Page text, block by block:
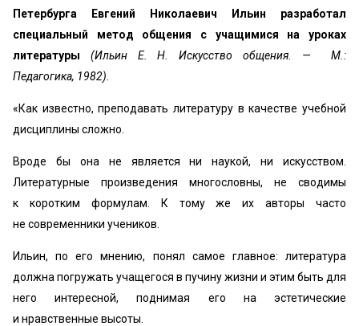
Петербурга Евгений Николаевич Ильин разработал
специальный метод общения с учащимися на уроках
литературы (Ильин Е. Н. Искусство общения. — М.:
Педагогика, 1982).
«Как известно, преподавать литературу в качестве учебной
дисциплины сложно.
Вроде бы она не является ни наукой, ни искусством.
Литературные произведения многословны, не сводимы
к коротким формулам. К тому же их авторы часто
не современники учеников.
Ильин, по его мнению, понял самое главное: литература
должна погружать учащегося в пучину жизни и этим быть для
него интересной, поднимая его на эстетические
и нравственные высоты.